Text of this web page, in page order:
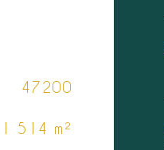
47200
1 514 m²